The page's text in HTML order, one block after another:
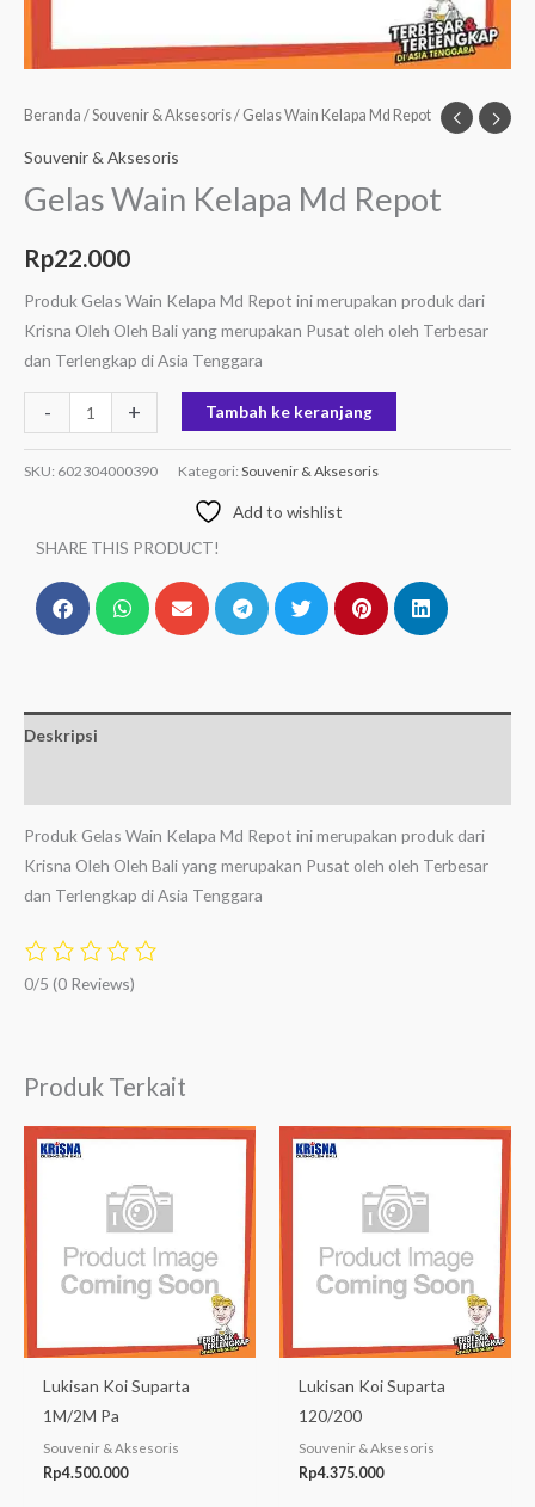
Beranda /Souvenir & Aksesoris/ Gelas Wain Kelapa Md Repot
Souvenir & Aksesoris
Gelas Wain Kelapa Md Repot
Rp22.000
Produk Gelas Wain Kelapa Md Repot ini merupakan produk dari
Krisna Oleh Oleh Bali yang merupakan Pusat oleh oleh Terbesar
dan Terlengkap di Asia Tenggara
- + Tambah ke keranjang
SKU: 602304000390 Kategori: Souvenir & Aksesoris
Add to wishlist
SHARE THIS PRODUCT!
Deskripsi
Produk Gelas Wain Kelapa Md Repot ini merupakan produk dari
Krisna Oleh Oleh Bali yang merupakan Pusat oleh oleh Terbesar
dan Terlengkap di Asia Tenggara
0/5 (0 Reviews)
Produk Terkait
Lukisan Koi Suparta
1M/2M Pa
Souvenir & Aksesoris
Rp4.500.000
Lukisan Koi Suparta
120/200
Souvenir & Aksesoris
Rp4.375.000